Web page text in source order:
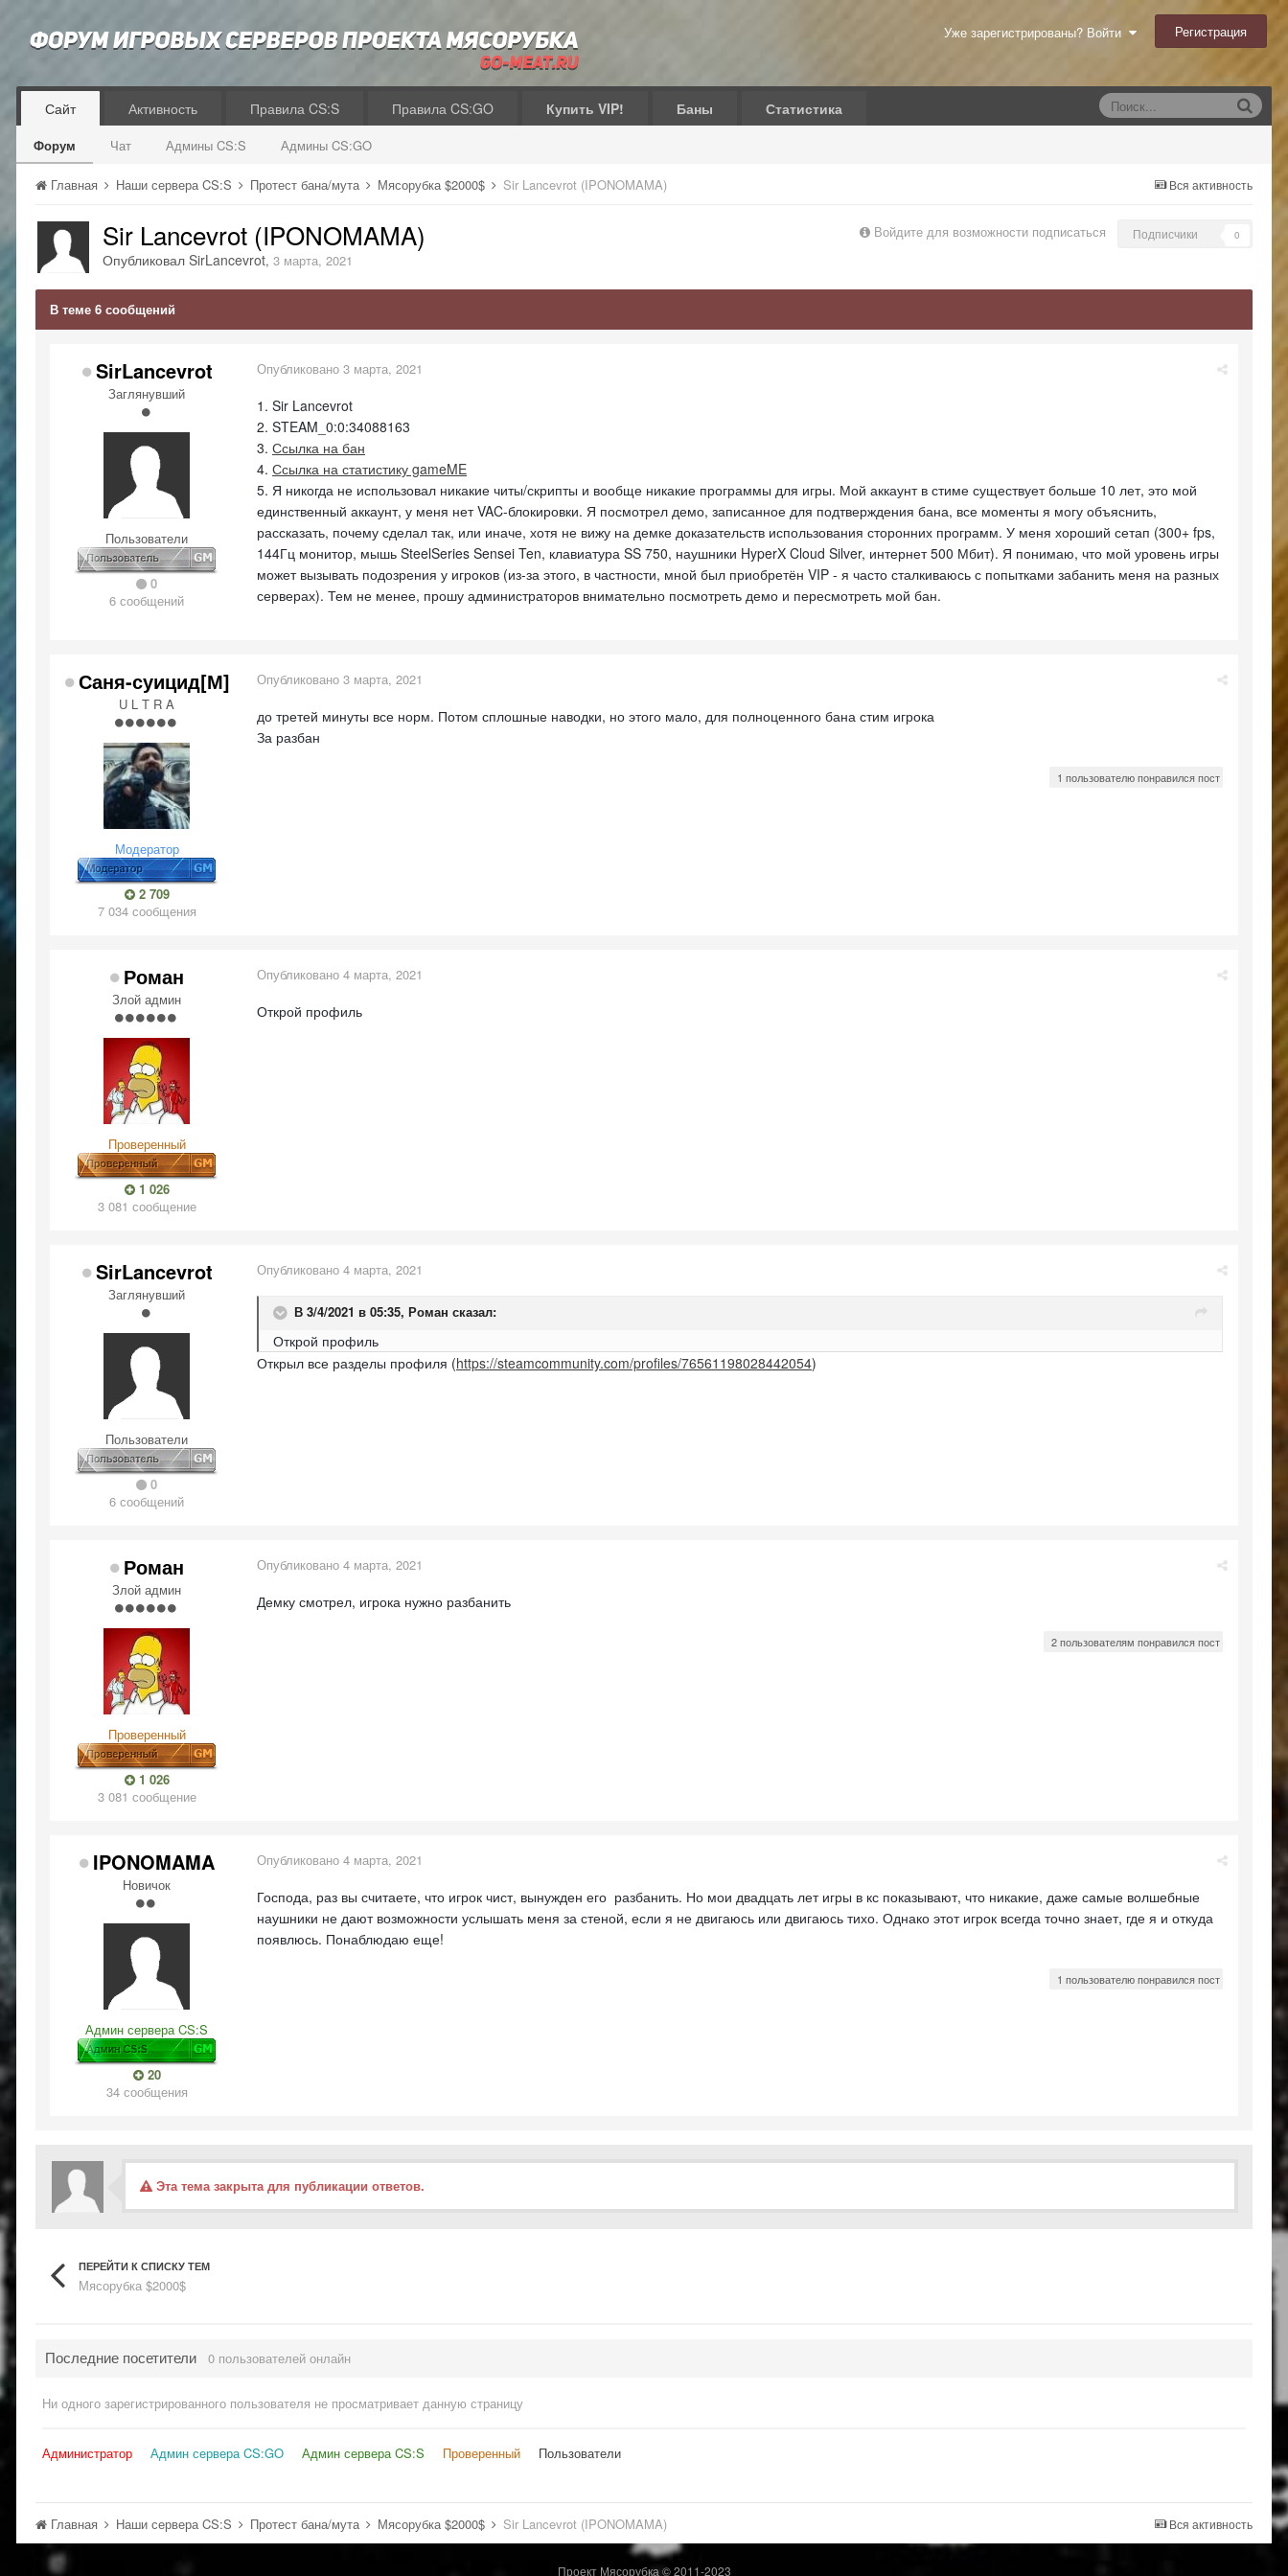
Уже зарегистрированы? Войти Регистрация
Сайт
Форум Чат Админы CS:S Админы CS:GO
Активность Правила CS:S Правила CS:GO Купить VIP! Баны Статистика
Вся активность
Главная Наши сервера CS:S Протест бана/мута Мясорубка $2000$ Sir Lancevrot (IPONOMAMA)
Войдите для возможности подписаться Подписчики 0
Sir Lancevrot (IPONOMAMA)
Опубликовал SirLancevrot, 3 марта, 2021
В теме 6 сообщений
SirLancevrot
Заглянувший
Пользователи
0
6 сообщений
Опубликовано 3 марта, 2021
1. Sir Lancevrot
2. STEAM_0:0:34088163
3. Ссылка на бан
4. Ссылка на статистику gameME
5. Я никогда не использовал никакие читы/скрипты и вообще никакие программы для игры. Мой аккаунт в стиме существует больше 10 лет, это мой
единственный аккаунт, у меня нет VAC-блокировки. Я посмотрел демо, записанное для подтверждения бана, все моменты я могу объяснить,
рассказать, почему сделал так, или иначе, хотя не вижу на демке доказательств использования сторонних программ. У меня хороший сетап (300+ fps,
144Гц монитор, мышь SteelSeries Sensei Ten, клавиатура SS 750, наушники HyperX Cloud Silver, интернет 500 Мбит). Я понимаю, что мой уровень игры
может вызывать подозрения у игроков (из-за этого, в частности, мной был приобретён VIP - я часто сталкиваюсь с попытками забанить меня на разных
серверах). Тем не менее, прошу администраторов внимательно посмотреть демо и пересмотреть мой бан.
Саня-суицид[М]
U L T R A
Модератор
2 709
7 034 сообщения
Опубликовано 3 марта, 2021
до третей минуты все норм. Потом сплошные наводки, но этого мало, для полноценного бана стим игрока
За разбан
1 пользователю понравился пост
Роман
Злой админ
Проверенный
1 026
3 081 сообщение
Опубликовано 4 марта, 2021
Открой профиль
SirLancevrot
Заглянувший
Пользователи
0
6 сообщений
Опубликовано 4 марта, 2021
В 3/4/2021 в 05:35, Роман сказал:
Открой профиль
Открыл все разделы профиля (https://steamcommunity.com/profiles/76561198028442054)
Роман
Злой админ
Проверенный
1 026
3 081 сообщение
Опубликовано 4 марта, 2021
Демку смотрел, игрока нужно разбанить
2 пользователям понравился пост
IPONOMAMA
Новичок
Админ сервера CS:S
20
34 сообщения
Опубликовано 4 марта, 2021
Господа, раз вы считаете, что игрок чист, вынужден его разбанить. Но мои двадцать лет игры в кс показывают, что никакие, даже самые волшебные
наушники не дают возможности услышать меня за стеной, если я не двигаюсь или двигаюсь тихо. Однако этот игрок всегда точно знает, где я и откуда
появлюсь. Понаблюдаю еще!
1 пользователю понравился пост
Эта тема закрыта для публикации ответов.
ПЕРЕЙТИ К СПИСКУ ТЕМ
Мясорубка $2000$
Последние посетители 0 пользователей онлайн
Ни одного зарегистрированного пользователя не просматривает данную страницу
Администратор Админ сервера CS:GO Админ сервера CS:S Проверенный Пользователи
Вся активность
Главная Наши сервера CS:S Протест бана/мута Мясорубка $2000$ Sir Lancevrot (IPONOMAMA)
Проект Мясорубка © 2011-2023